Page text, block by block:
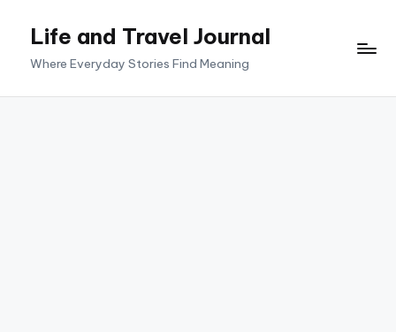
Life and Travel Journal
Where Everyday Stories Find Meaning